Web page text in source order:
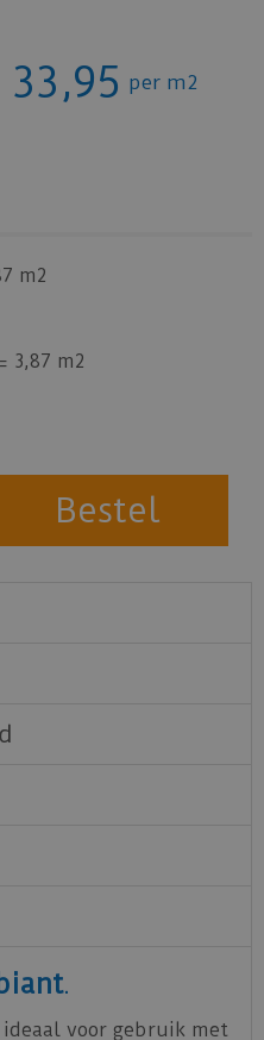
33,95 per m2
m2
= 3,87 m2
.
voor gebruik met